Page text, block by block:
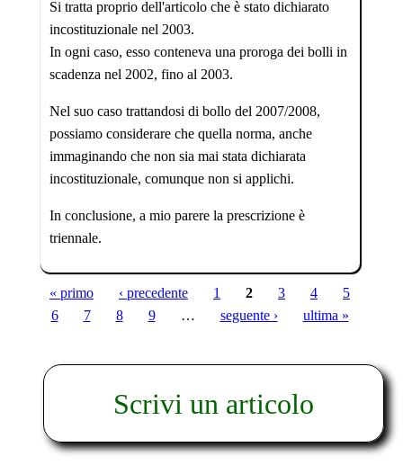
Si tratta proprio dell'articolo che è stato dichiarato
incostituzionale nel 2003.
In ogni caso, esso conteneva una proroga dei bolli in
scadenza nel 2002, fino al 2003.
Nel suo caso trattandosi di bollo del 2007/2008,
possiamo considerare che quella norma, anche
immaginando che non sia mai stata dichiarata
incostituzionale, comunque non si applichi.
In conclusione, a mio parere la prescrizione è
triennale.
Pagine
« primo ‹ precedente 1 2 3 4
5
6
7 8 9 … seguente › ultima »
Scrivi un articolo